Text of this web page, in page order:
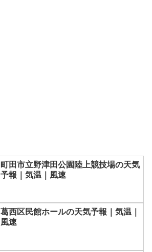
町田市立野津田公園陸上競技場の天気
予報｜気温｜風速
葛西区民館ホールの天気予報｜気温｜
風速